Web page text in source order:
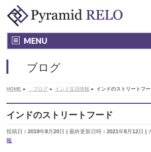
MENU
ブログ
HOME » ブログ » インド生活情報 » インドのストリートフー
インドのストリートフード
投稿日 : 2019年8月20日 最終更新日時 : 2021年8月12日
報